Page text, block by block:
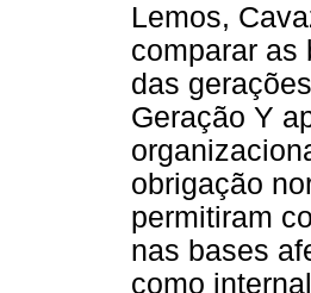
Lemos,
comparar as
das
Geração Y
obrigação
permitiram
nas bases
como